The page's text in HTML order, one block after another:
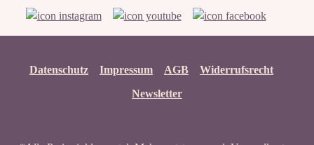
Datenschutz Impressum AGB
Widerrufsrecht
Newsletter